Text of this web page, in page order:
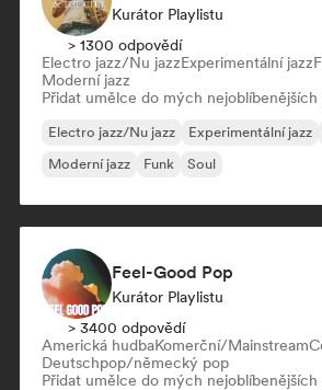
Kurátor Playlistu
> 1300 odpovědí
Electro jazz/Nu jazzExperimentální jazz
Moderní jazz
Přidat umělce do mých nejoblíbenějších
Electro jazz/Nu jazz Experimentální jazz
Moderní jazz
Funk Soul
Feel-Good Pop
Kurátor Playlistu
> 3400 odpovědí
Americká hudbaKomerční/Mainstream
Deutschpop/německý pop
Přidat umělce do mých nejoblíbenějších